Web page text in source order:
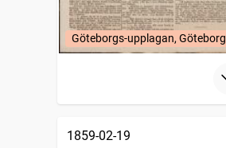
Göteborgs-upplagan, Göteborg
1859-02-19